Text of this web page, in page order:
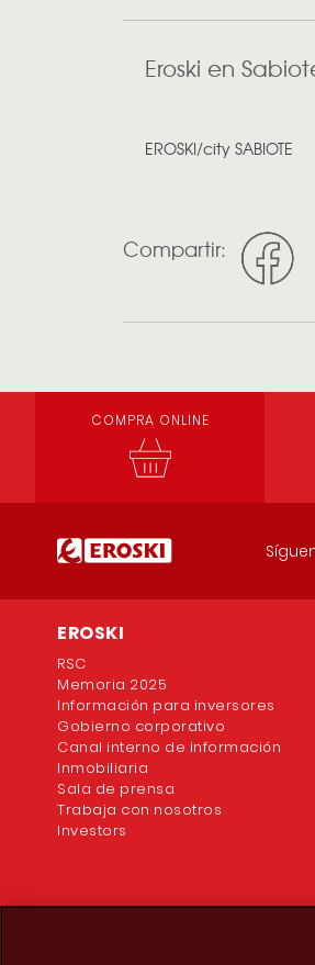
Eroski en
EROSKI/city SABIOTE
Compartir:
COMPRA ONLINE
EROSKI
RSC
Memoria 2025
Información para inversores
Gobierno corporativo
Canal interno de información
Inmobiliaria
Sala de prensa
Trabaja con nosotros
Investors